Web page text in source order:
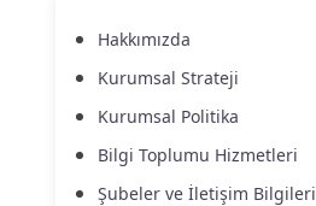
Hakkımızda
Kurumsal Strateji
Kurumsal Politika
Bilgi Toplumu Hizmetleri
Şubeler ve İletişim Bilgileri